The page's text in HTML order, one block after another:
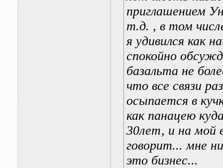
приглашением
т.д. , в том
я удивился как
спокойно
базальта не
что все связи
осыпается в
как панацею
30лет, и на мой
говорит... мне
это бизнес...